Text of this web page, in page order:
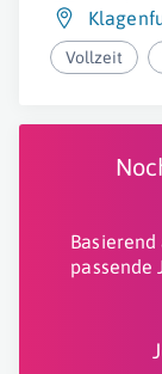
Vollzeit
passende